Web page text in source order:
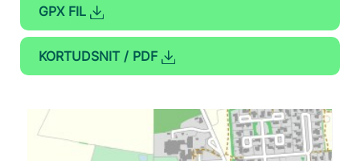
GPX FIL
KORTUDSNIT / PDF